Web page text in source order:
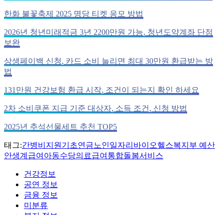
한화 불꽃축제 2025 명당 티켓 응모 방법
2026년 청년미래적금 3년 2200만원 가능, 청년도약계좌 단점
보완
상생페이백 신청, 카드 소비 늘리면 최대 30만원 환급받는 방
법
131만원 건강보험 환급 시작, 조건이 되는지 확인 하세요
2차 소비쿠폰 지급 기준 대상자, 소득 조건, 신청 방법
2025년 추석선물세트 추천 TOP5
태그:간병비지원 기초연금노인일자리 바이오헬스복지부 예산
안생계급여 아동수당의료급여 통합돌봄서비스
건강정보
공연 정보
금융 정보
미분류